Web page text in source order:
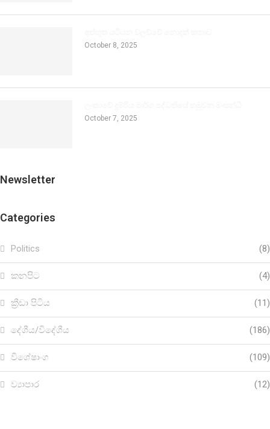
October 8, 2025
October 7, 2025
Newsletter
Categories
Politics (8)
කනපිට (4)
ක්‍රීඩා පිටිය (11)
දේශීය/විදේශීය (186)
විශේෂාංග (109)
ව්‍යාපාර (12)